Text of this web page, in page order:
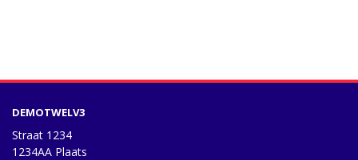
DEMOTWELV3
Straat 1234
1234AA Plaats